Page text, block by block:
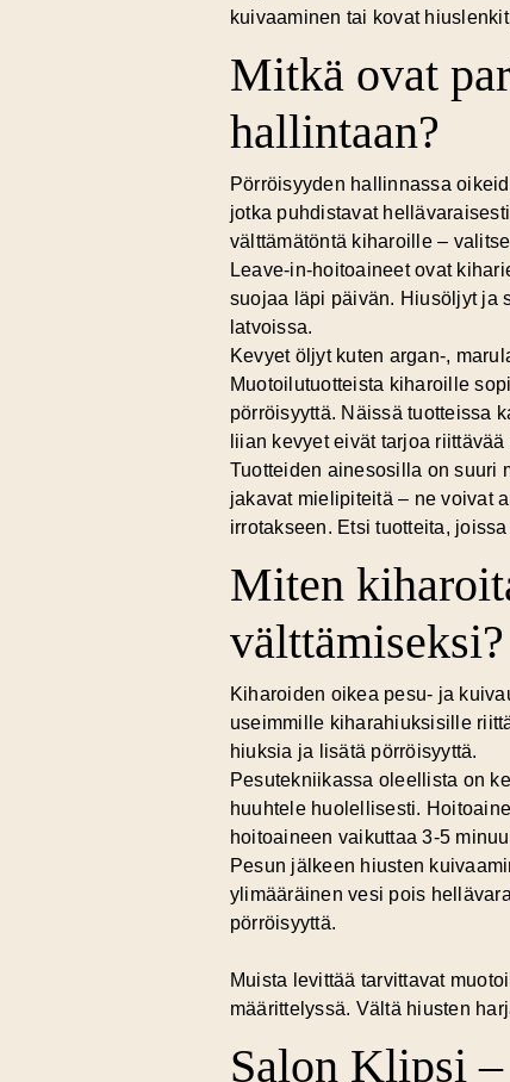
kuivaaminen tai kovat
Mitkä ovat
hallintaan?
Pörröisyyden hallinnassa
jotka puhdistavat
välttämätöntä kiharoille –
Leave-in-hoitoaineet ovat
suojaa läpi päivän. Hiusöljyt ja
latvoissa.
Kevyet öljyt kuten argan-,
Muotoilutuotteista kiharoille
pörröisyyttä. Näissä tuotteissa
liian kevyet eivät tarjoa
Tuotteiden ainesosilla on suuri
jakavat mielipiteitä – ne voivat
irrotakseen. Etsi tuotteita,
Miten
välttämiseksi?
Kiharoiden oikea pesu- ja
useimmille kiharahiuksisille
hiuksia ja lisätä pörröisyyttä.
Pesutekniikassa oleellista on
huuhtele huolellisesti.
hoitoaineen vaikuttaa 3-5
Pesun jälkeen hiusten
ylimääräinen vesi pois
pörröisyyttä.
Muista levittää tarvittavat
määrittelyssä. Vältä hiusten
Salon Klipsi